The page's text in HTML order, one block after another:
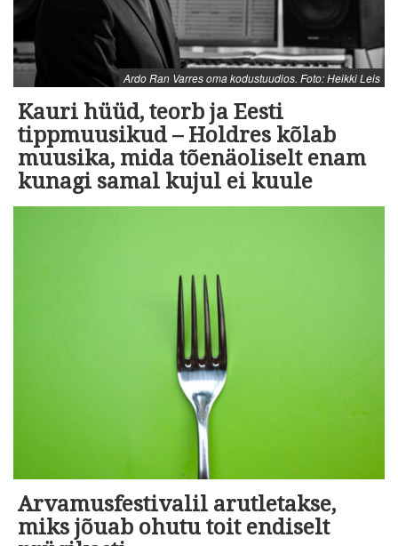
Ardo Ran Varres oma kodustuudios. Foto: Heikki Leis
Kauri hüüd, teorb ja Eesti
tippmuusikud – Holdres kõlab
muusika, mida tõenäoliselt enam
kunagi samal kujul ei kuule
Arvamusfestivalil arutletakse,
miks jõuab ohutu toit endiselt